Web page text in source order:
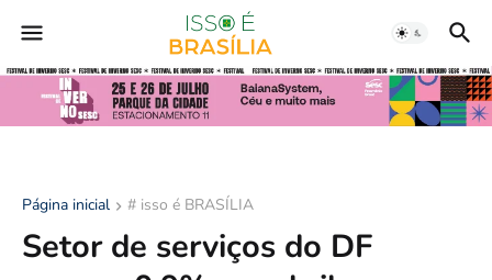
Página inicial # isso é BRASÍLIA
Setor de serviços do DF